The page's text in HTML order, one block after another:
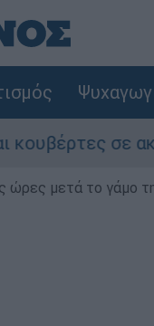
ακραίες
μετά το γάμο